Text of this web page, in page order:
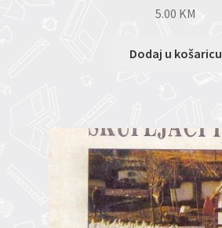
5.00 KM
Dodaj u košaricu